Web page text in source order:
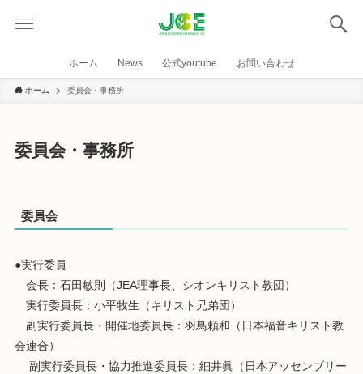
ホーム News 公式youtube お問い合わせ
ホーム 委員会・事務所
委員会・事務所
委員会
●実行委員
会長：石田敏則（JEA理事長、シオンキリスト教団）
実行委員長：小平牧生（キリスト兄弟団）
副実行委員長・開催地委員長：羽鳥頼和（日本福音キリスト教
会連合）
副実行委員長・協力推進委員長：細井眞（日本アッセンブリー